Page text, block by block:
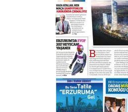
29
Murat
17 Şubat 2026